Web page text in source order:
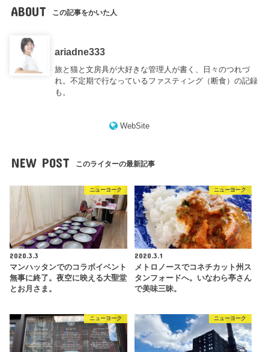
ABOUT この記事をかいた人
ariadne333
旅と猫と文房具が大好きな管理人が書く、日々のつれづ
れ。不定期で行なっているファスティング（断食）の記録
も。
WebSite
NEW POST このライターの最新記事
ニューヨーク
2020.3.3
マンハッタンでのコラボイベント
無事に終了。夜空に映える大聖堂
とお月さま。
ニューヨーク
2020.3.1
メトロノースでコネチカット州ス
タンフォードへ。いなわら亭さん
で美味三昧。
ニューヨーク ニューヨーク